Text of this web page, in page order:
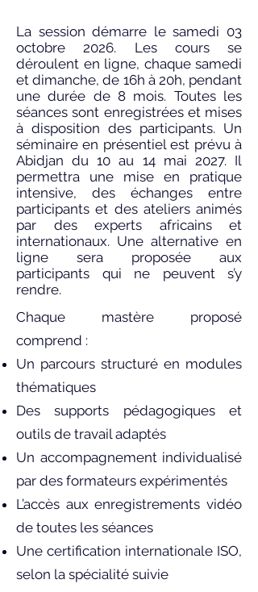
La session démarre le samedi 03
octobre 2026. Les cours se
déroulent en ligne, chaque samedi
et dimanche, de 16h à 20h, pendant
une durée de 8 mois. Toutes les
séances sont enregistrées et mises
à disposition des participants. Un
séminaire en présentiel est prévu à
Abidjan du 10 au 14 mai 2027. Il
permettra une mise en pratique
intensive, des échanges entre
participants et des ateliers animés
par des experts africains et
internationaux. Une alternative en
ligne sera proposée aux
participants qui ne peuvent s’y
rendre.
Chaque mastère proposé
comprend :
Un parcours structuré en modules
thématiques
Des supports pédagogiques et
outils de travail adaptés
Un accompagnement individualisé
par des formateurs expérimentés
L’accès aux enregistrements vidéo
de toutes les séances
Une certification internationale ISO,
selon la spécialité suivie